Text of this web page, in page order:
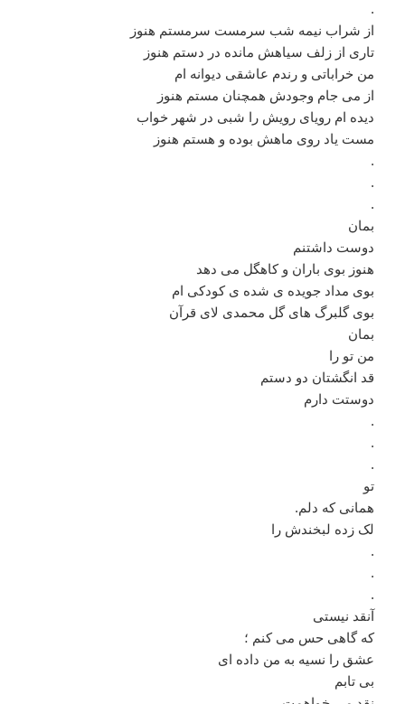
.
از شراب نیمه شب سرمست سرمستم هنوز
تاری از زلف سیاهش مانده در دستم هنوز
من خراباتی و رندم عاشقی دیوانه ام
از می جام وجودش همچنان مستم هنوز
دیده ام رویای رویش را شبی در شهر خواب
مست یاد روی ماهش بوده و هستم هنوز
.
.
.
بمان
دوست داشتنم
هنوز بوی باران و کاهگل می دهد
بوی مداد جویده ی شده ی کودکی ام
بوی گلبرگ های گل محمدی لای قرآن
بمان
من تو را
قد انگشتان دو دستم
دوستت دارم
.
.
.
تو
همانی که دلم.
لک زده لبخندش را‌
.
.
.
آنقد نیستی
که گاهی حس می کنم ؛
عشق را نسیه به من داده ای
بی تابم